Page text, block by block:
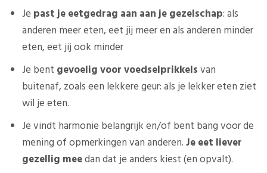
Je past je eetgedrag aan aan je gezelschap: als
anderen meer eten, eet jij meer en als anderen minder
eten, eet jij ook minder
Je bent gevoelig voor voedselprikkelsvan
buitenaf, zoals een lekkere geur: als je lekker eten ziet
wil je eten.
Je vindt harmonie belangrijk en/of bent bang voor de
mening of opmerkingen van anderen.Je eet liever
gezellig meedan dat je anders kiest (en opvalt).